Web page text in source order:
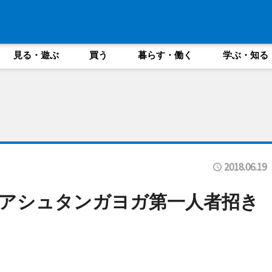
見る・遊ぶ 買う 暮らす・働く 学ぶ・知る
2018.06.19
シュタンガヨガ第一人者招き